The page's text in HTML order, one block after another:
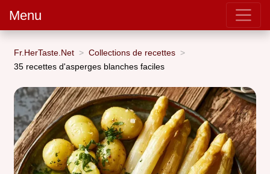
Menu
Fr.HerTaste.Net
Collections de recettes
35 recettes d'asperges blanches faciles